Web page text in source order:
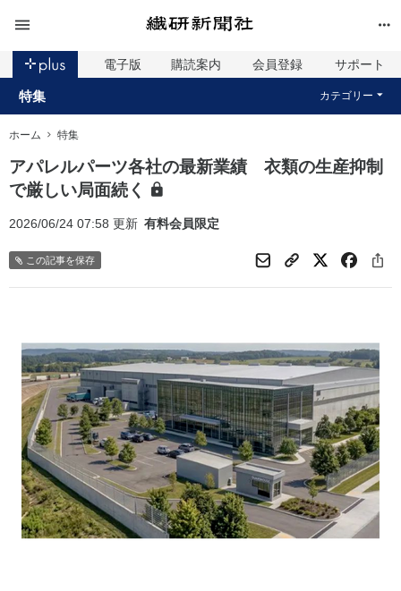
電子版 購読案内 会員登録 サポート
特集 カテゴリー
ホーム 特集
アパレルパーツ各社の最新業績 衣類の生産抑制
で厳しい局面続く
2026/06/24 07:58 更新 有料会員限定
この記事を保存